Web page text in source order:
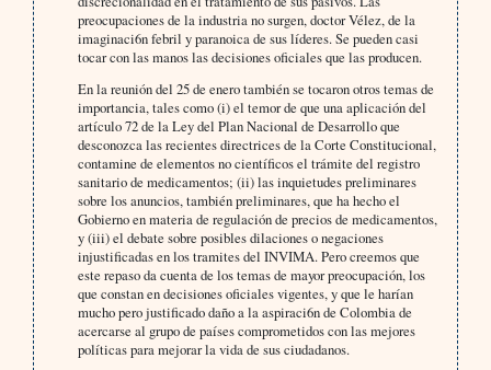
preocupaciones de la industria no surgen, doctor Vélez, de la
imaginaci6n febril y paranoica de sus líderes. Se pueden casi
tocar con las manos las decisiones oficiales que las producen.
En la reunión del 25 de enero también se tocaron otros temas de
importancia, tales como (i) el temor de que una aplicación del
artículo 72 de la Ley del Plan Nacional de Desarrollo que
desconozca las recientes directrices de la Corte Constitucional,
contamine de elementos no científicos el trámite del registro
sanitario de medicamentos; (ii) las inquietudes preliminares
sobre los anuncios, también preliminares, que ha hecho el
Gobierno en materia de regulación de precios de medicamentos,
y (iii) el debate sobre posibles dilaciones o negaciones
injustificadas en los tramites del INVIMA. Pero creemos que
este repaso da cuenta de los temas de mayor preocupación, los
que constan en decisiones oficiales vigentes, y que le harían
mucho pero justificado daño a la aspiraci6n de Colombia de
acercarse al grupo de países comprometidos con las mejores
políticas para mejorar la vida de sus ciudadanos.